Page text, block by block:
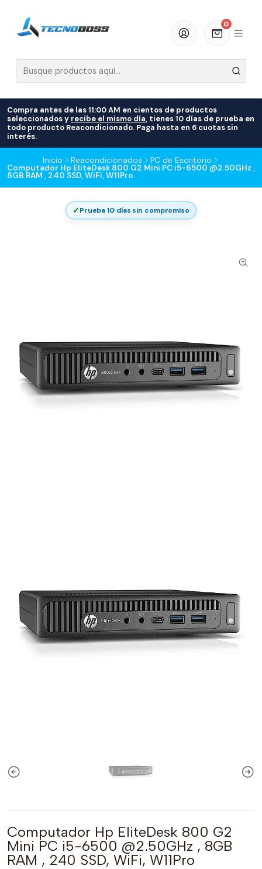
0
Compra antes de las 11:00 AM en cientos de productos
seleccionados y recibe el mismo día, tienes 10 días de prueba en
todo producto Reacondicionado. Paga hasta en 6 cuotas sin
interés.
Inicio Reacondicionados PC de Escritorio
Computador Hp EliteDesk 800 G2 Mini PC i5-6500 @2.50GHz ,
8GB RAM , 240 SSD, WiFi, W11Pro
✓Prueba 10 días sin compromiso
Computador Hp EliteDesk 800 G2
Mini PC i5-6500 @2.50GHz , 8GB
RAM , 240 SSD, WiFi, W11Pro